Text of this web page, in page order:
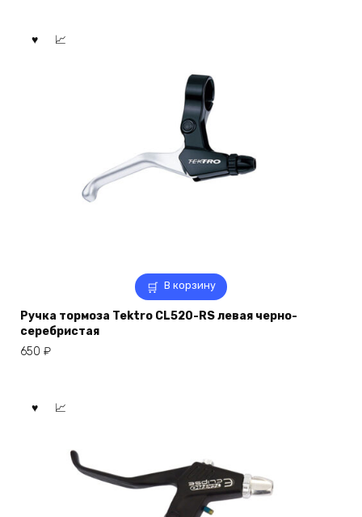
В корзину
Ручка тормоза Tektro CL520-RS левая черно-
серебристая
650 ₽